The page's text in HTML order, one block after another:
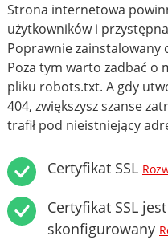
Strona internetowa
użytkowników i
Poprawnie zainstalowany
Poza tym warto zadbać o
pliku robots.txt. A gdy
404, zwiększysz szanse
trafił pod nieistniejący
Certyfikat SSL
Certyfikat SSL
skonfigurowany